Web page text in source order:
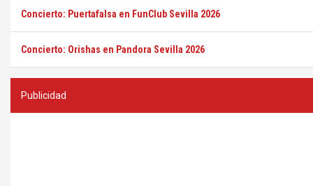
Concierto: Puertafalsa en FunClub Sevilla 2026
Concierto: Orishas en Pandora Sevilla 2026
Publicidad